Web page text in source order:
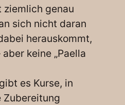
genau
sich nicht daran
herauskommt,
aber keine „Paella
es Kurse, in
Zubereitung